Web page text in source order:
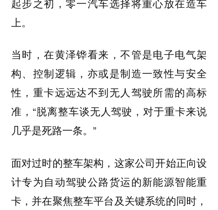
上。
当时，在黄泽铧看来，不管是电子电气架
构、控制逻辑，亦或是制造一致性与安全
性，重卡远远达不到无人驾驶所需的高标
准，“脱离整车谈无人驾驶，对于重卡来说
几乎是死路一条。”
面对过时的整车架构，这家公司开始正向设
计专为自动驾驶公路货运的新能源智能重
卡，并在聚焦整车平台及关键系统的同时，